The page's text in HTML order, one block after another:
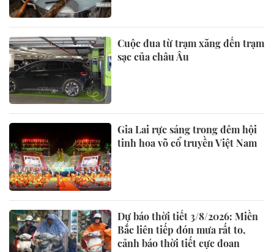
Cuộc đua từ trạm xăng đến trạm
sạc của châu Âu
Gia Lai rực sáng trong đêm hội
tinh hoa võ cổ truyền Việt Nam
Dự báo thời tiết 3/8/2026: Miền
Bắc liên tiếp đón mưa rất to,
cảnh báo thời tiết cực đoan